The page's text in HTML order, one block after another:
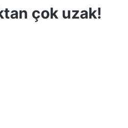
çok uzak!